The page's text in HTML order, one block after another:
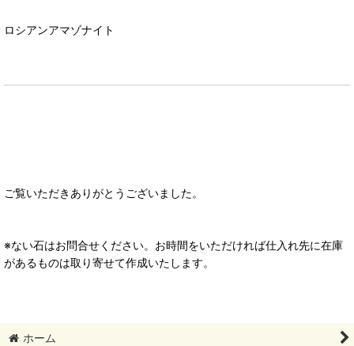
ロシアンアマゾナイト
ご覧いただきありがとうございました。
※ない石はお問合せください。お時間をいただければ仕入れ先に在庫
があるものは取り寄せて作成いたします。
ホーム